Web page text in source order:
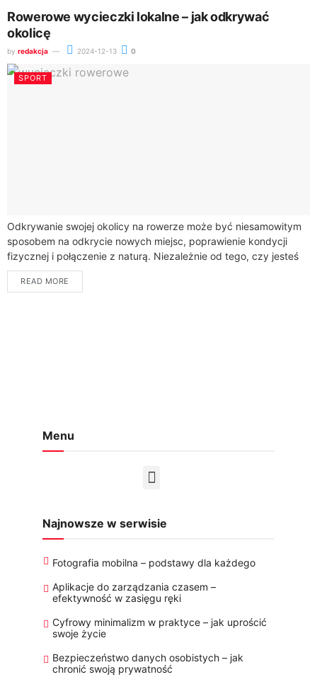
Rowerowe wycieczki lokalne – jak odkrywać
okolicę
by redakcja 2024-12-13 0
SPORT
Odkrywanie swojej okolicy na rowerze może być niesamowitym
sposobem na odkrycie nowych miejsc, poprawienie kondycji
fizycznej i połączenie z naturą. Niezależnie od tego, czy jesteś
początkującym, czy doświadczonym rowerzystą, istnieje...
READ MORE
Menu
Najnowsze w serwisie
Fotografia mobilna – podstawy dla każdego
Aplikacje do zarządzania czasem –
efektywność w zasięgu ręki
Cyfrowy minimalizm w praktyce – jak uprościć
swoje życie
Bezpieczeństwo danych osobistych – jak
chronić swoją prywatność